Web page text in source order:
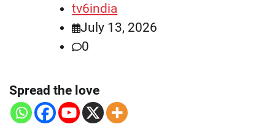
tv6india
July 13, 2026
0
Spread the love